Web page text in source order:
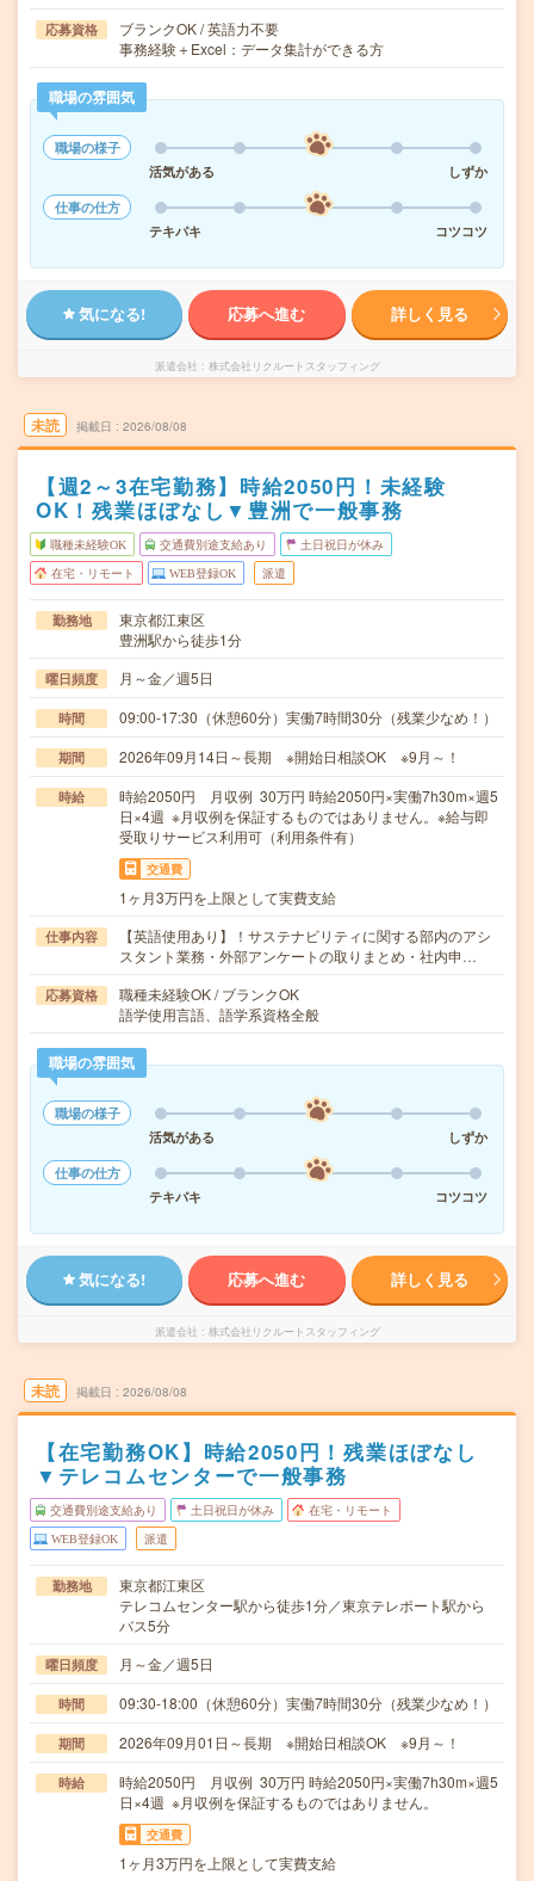
応募資格
ブランクOK / 英語力不要
事務経験＋Excel：データ集計ができる方
職場の雰囲気
職場の様子
活気がある
しずか
仕事の仕方
テキパキ
コツコツ
気になる! 応募へ進む 詳しく見る
派遣会社 株式会社リクルートスタッフィング
未読 掲載日 2026/08/08
【週2～3在宅勤務】時給2050円！未経験
OK！残業ほぼなし▼豊洲で一般事務
職種未経験OK 交通費別途支給あり 土日祝日が休み
在宅・リモート WEB登録OK 派遣
勤務地
東京都江東区
豊洲駅から徒歩1分
曜日頻度 月～金／週5日
時間 09:00-17:30（休憩60分）実働7時間30分（残業少なめ！）
期間 2026年09月14日～長期 ※開始日相談OK ※9月～！
時給
時給2050円 月収例 30万円 時給2050円×実働7h30m×週5
日×4週 ※月収例を保証するものではありません。※給与即
受取りサービス利用可（利用条件有）
交通費
1ヶ月3万円を上限として実費支給
仕事内容
【英語使用あり】！サステナビリティに関する部内のアシ
スタント業務・外部アンケートの取りまとめ・社内申…
応募資格
職種未経験OK / ブランクOK
語学使用言語、語学系資格全般
職場の雰囲気
職場の様子
活気がある
しずか
仕事の仕方
テキパキ
コツコツ
気になる! 応募へ進む 詳しく見る
派遣会社 株式会社リクルートスタッフィング
未読 掲載日 2026/08/08
【在宅勤務OK】時給2050円！残業ほぼなし
▼テレコムセンターで一般事務
交通費別途支給あり 土日祝日が休み 在宅・リモート
WEB登録OK 派遣
勤務地
東京都江東区
テレコムセンター駅から徒歩1分／東京テレポート駅から
バス5分
曜日頻度 月～金／週5日
時間 09:30-18:00（休憩60分）実働7時間30分（残業少なめ！）
期間 2026年09月01日～長期 ※開始日相談OK ※9月～！
時給
時給2050円 月収例 30万円 時給2050円×実働7h30m×週5
日×4週 ※月収例を保証するものではありません。
交通費
1ヶ月3万円を上限として実費支給